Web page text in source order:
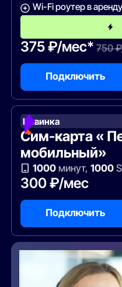
Wi-Fi роутер в
375 ₽/мес* 750
Подключить
Новинка
Сим-карта «
мобильный»
1000минут, 1000
300 ₽/мес
Подключить